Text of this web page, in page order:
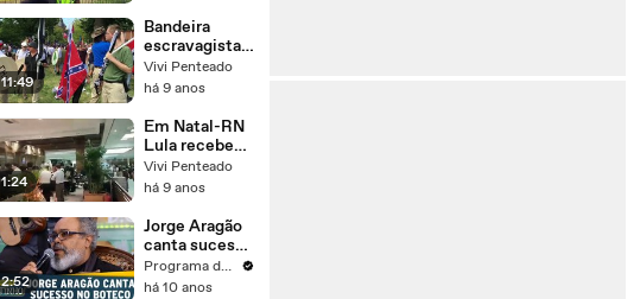
protestos em
Charlottesvill
e
11:49
Bandeira
escravagista
causa orgulho
na cidade
dos EUA
Vivi Penteado
há 9 anos
1:24
Em Natal-RN
Lula recebe
vaias e é
impedido de
Vivi Penteado
há 9 anos
2:52
Jorge Aragão
canta sucesso
no BotecoPrograma do Ratinho
há 10 anos